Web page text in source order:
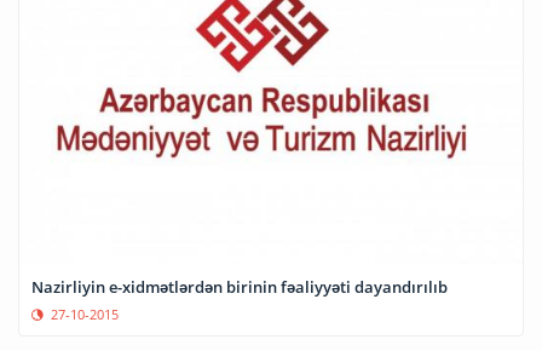
Nazirliyin e-xidmətlərdən birinin fəaliyyəti dayandırılıb
27-10-2015